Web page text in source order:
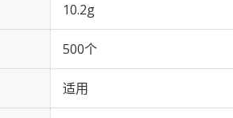
10.2g
500个
适用